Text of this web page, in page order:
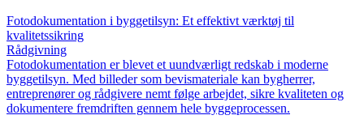
Fotodokumentation i byggetilsyn: Et effektivt værktøj til
kvalitetssikring
Rådgivning
Fotodokumentation er blevet et uundværligt redskab i moderne
byggetilsyn. Med billeder som bevismateriale kan bygherrer,
entreprenører og rådgivere nemt følge arbejdet, sikre kvaliteten og
dokumentere fremdriften gennem hele byggeprocessen.